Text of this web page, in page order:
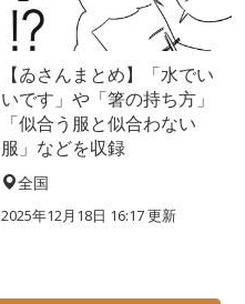
【ゐさんまとめ】「水でい
いです」や「箸の持ち方」
「似合う服と似合わない
服」などを収録
全国
2025年12月18日 16:17 更新